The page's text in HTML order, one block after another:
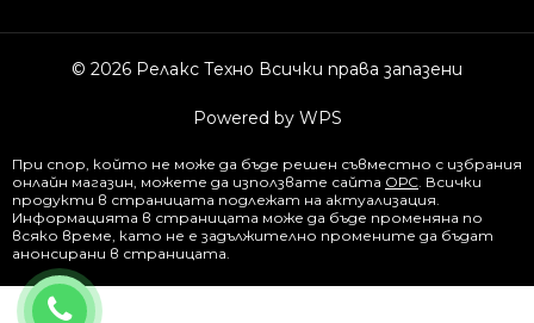
0877844344
© 2026 Релакс Техно Всички права запазени
Powered by WPS
При спор, който не може да бъде решен съвместно с избрания
онлайн магазин, можете да използвате сайта ОРС . Всички
продукти в страницата подлежат на актуализация.
Информацията в страницата може да бъде променяна по
всяко време, като не е задължително промените да бъдат
анонсирани в страницата.